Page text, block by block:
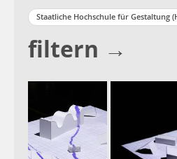
Staatliche Hochschule für Gestaltung
filtern →